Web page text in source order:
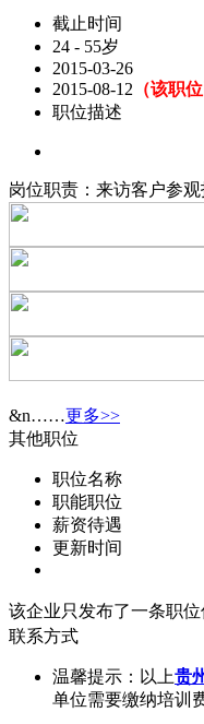
截止时间
24 - 55岁
2015-03-26
2015-08-12 （该职
职位描述
岗位职责：来访客户参
&n……更多>>
其他职位
职位名称
职能职位
薪资待遇
更新时间
该企业只发布了一条职
联系方式
温馨提示：以上贵
单位需要缴纳培训